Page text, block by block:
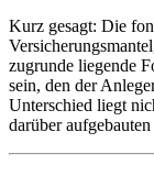
Kurz gesagt: Die
zugrunde liegende
sein, den der
Unterschied liegt
darüber